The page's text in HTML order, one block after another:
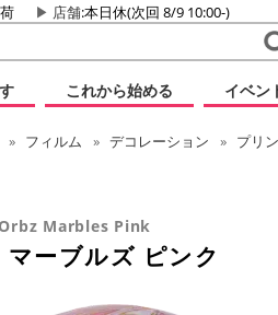
店舗:本日休(次回 8/9 10:00-)
これから始める イベン
フィルム デコレーション プリ
Marbles Pink
マーブルズ ピンク